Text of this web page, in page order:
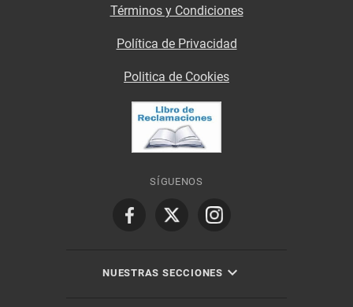
Términos y Condiciones
Política de Privacidad
Politica de Cookies
SÍGUENOS
NUESTRAS SECCIONES